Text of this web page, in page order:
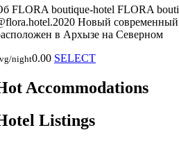
FLORA boutique-hotel FLORA
Новый современный
в Архызе на Северном
night0.00 SELECT
Accommodations
Listings